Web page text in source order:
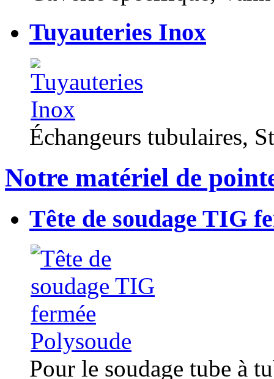
Tuyauteries Inox
Échangeurs tubulaires,
Notre matériel de
Tête de soudage TIG
Pour le soudage tube à